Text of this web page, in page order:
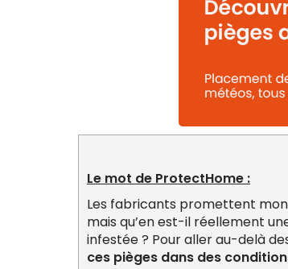
Le mot de ProtectHome :
Les fabricants promettent
mais qu’en est-il réellement
infestée ? Pour aller au-delà
ces pièges dans des